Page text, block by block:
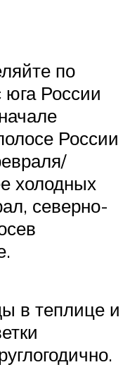
по
юга России
России
холодных
северно-
в теплице и